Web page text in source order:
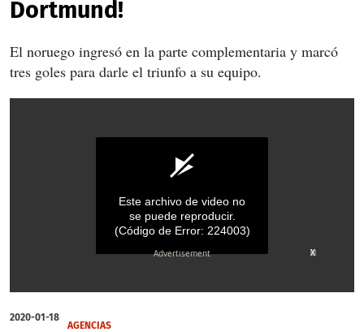
Dortmund!
El noruego ingresó en la parte complementaria y marcó
tres goles para darle el triunfo a su equipo.
seconds
of
Este archivo de video no
se puede reproducir.
(Código de Error: 224003)
X
X
X
2020-01-18
AGENCIAS